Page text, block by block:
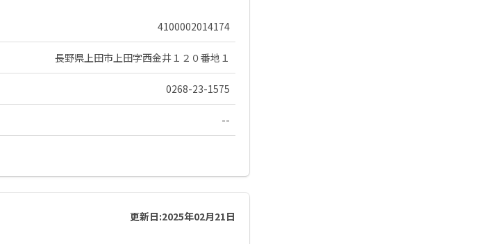
4100002014174
長野県上田市上田字西金井１２０番地１
0268-23-1575
--
更新日:2025年02月21日